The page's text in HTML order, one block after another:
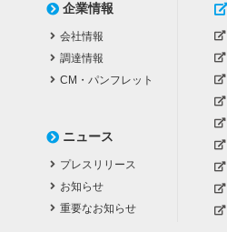
企業情報
会社情報
調達情報
CM・パンフレット
ニュース
プレスリリース
お知らせ
重要なお知らせ